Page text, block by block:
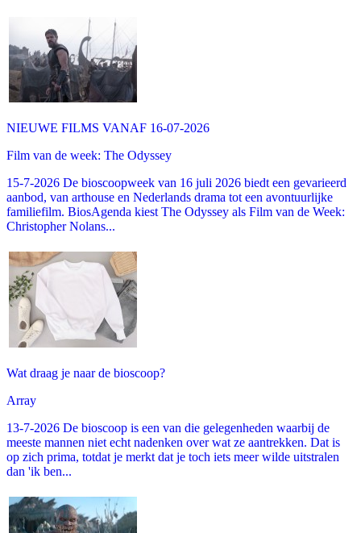
NIEUWE FILMS VANAF 16-07-2026
Film van de week: The Odyssey
15-7-2026 De bioscoopweek van 16 juli 2026 biedt een gevarieerd
aanbod, van arthouse en Nederlands drama tot een avontuurlijke
familiefilm. BiosAgenda kiest The Odyssey als Film van de Week:
Christopher Nolans...
Wat draag je naar de bioscoop?
Array
13-7-2026 De bioscoop is een van die gelegenheden waarbij de
meeste mannen niet echt nadenken over wat ze aantrekken. Dat is
op zich prima, totdat je merkt dat je toch iets meer wilde uitstralen
dan 'ik ben...